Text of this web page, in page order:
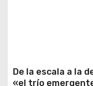
De la escala a la
«el trío